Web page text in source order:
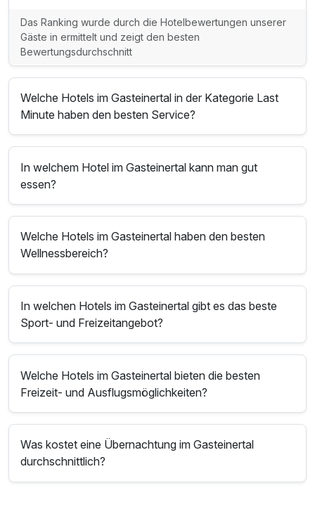
Das Ranking wurde durch die Hotelbewertungen unserer
Gäste in ermittelt und zeigt den besten
Bewertungsdurchschnitt
Welche Hotels im Gasteinertal in der Kategorie Last
Minute haben den besten Service?
In welchem Hotel im Gasteinertal kann man gut
essen?
Welche Hotels im Gasteinertal haben den besten
Wellnessbereich?
In welchen Hotels im Gasteinertal gibt es das beste
Sport- und Freizeitangebot?
Welche Hotels im Gasteinertal bieten die besten
Freizeit- und Ausflugsmöglichkeiten?
Was kostet eine Übernachtung im Gasteinertal
durchschnittlich?